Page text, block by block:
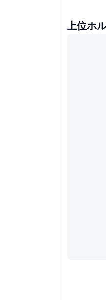
上位ホ